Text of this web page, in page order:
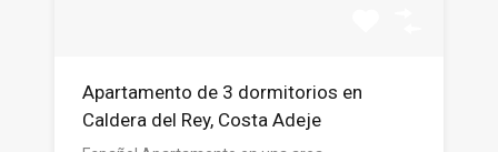
Apartamento de 3 dormitorios en
Caldera del Rey, Costa Adeje